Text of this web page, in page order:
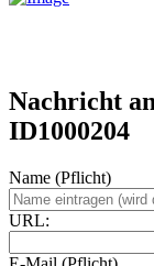
Nachricht
ID1000204
Name (Pflicht)
URL: